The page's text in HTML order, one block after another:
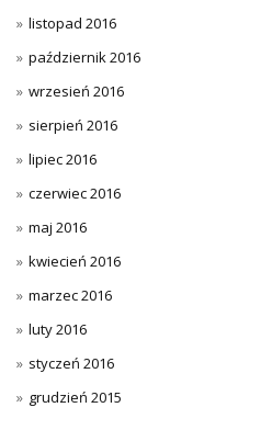
listopad 2016
październik 2016
wrzesień 2016
sierpień 2016
lipiec 2016
czerwiec 2016
maj 2016
kwiecień 2016
marzec 2016
luty 2016
styczeń 2016
grudzień 2015